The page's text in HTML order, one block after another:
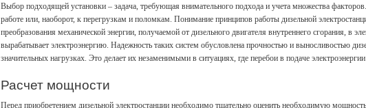
Выбор подходящей установки – задача, требующая внимательного подхода и учета множества
работе или, наоборот, к перегрузкам и поломкам. Понимание принципов работы дизельной
преобразования механической энергии, получаемой от дизельного двигателя внутреннего сгорания, в
вырабатывает электроэнергию. Надежность таких систем обусловлена прочностью и выносливостью
значительных нагрузках. Это делает их незаменимыми в ситуациях, где перебои в подаче
Расчет мощности
Перед приобретением дизельной электростанции необходимо тщательно оценить необходимую